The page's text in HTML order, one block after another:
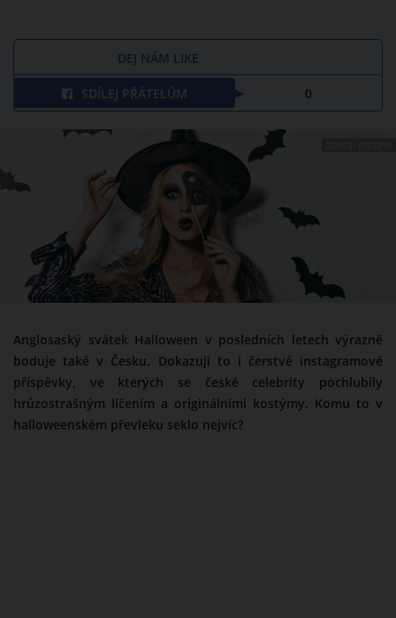
DEJ NÁM LIKE
SDÍLEJ PŘÁTELŮM 0
Anglosaský svátek Halloween v posledních letech výrazně
boduje také v Česku. Dokazují to i čerstvé instagramové
příspěvky, ve kterých se české celebrity pochlubily
hrůzostrašným líčením a originálními kostýmy. Komu to v
halloweenském převleku seklo nejvíc?